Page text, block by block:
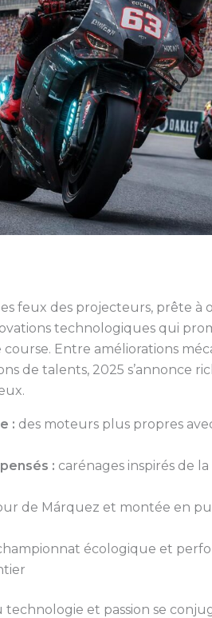
feux des projecteurs, prête à
technologiques qui
Entre améliorations
de talents, 2025 s’annonce
: des moteurs plus propres
: carénages inspirés de
de Márquez et montée en
écologique et
et passion se